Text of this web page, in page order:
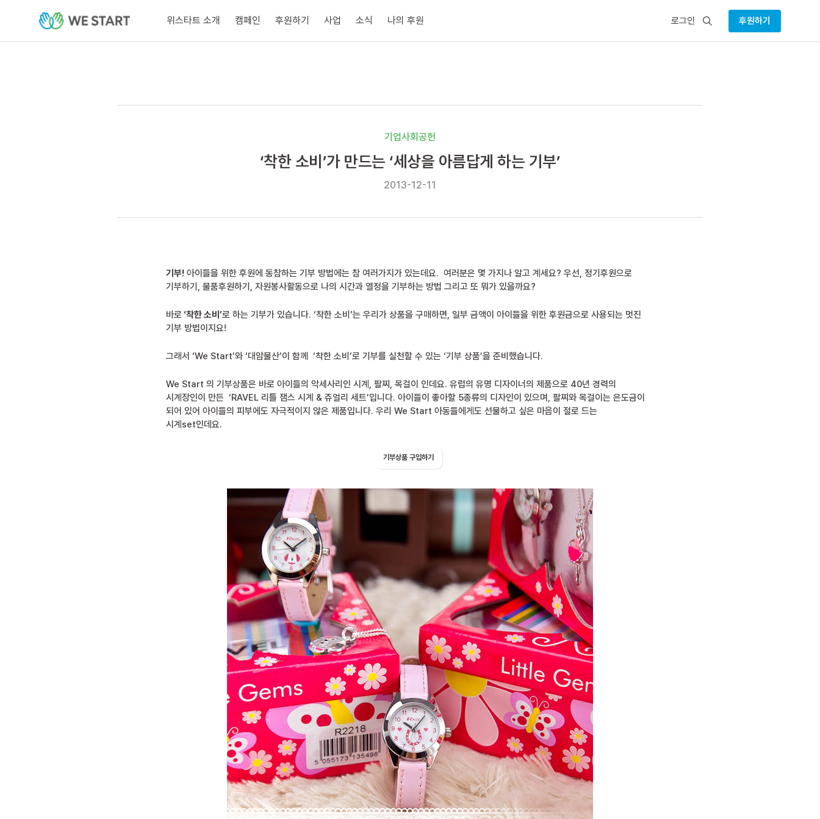
위스타트 소개 캠페인 후원하기 사업 소식 나의 후원 로그인
검
후원하기
기업사회공헌
‘착한 소비’가 만드는 ‘세상을 아름답게 하는 기부’
2013-12-11
기부! 아이들을 위한 후원에 동참하는 기부 방법에는 참 여러가지가 있는데요. 여러분은 몇 가지나 알고 계세요? 우선, 정기후원으로
기부하기, 물품후원하기, 자원봉사활동으로 나의 시간과 열정을 기부하는 방법 그리고 또 뭐가 있을까요?
바로 ‘착한 소비’로 하는 기부가 있습니다. ‘착한 소비’는 우리가 상품을 구매하면, 일부 금액이 아이들을 위한 후원금으로 사용되는 멋진
기부 방법이지요!
그래서 ‘We Start’와 ‘대암물산’이 함께 ‘착한 소비’로 기부를 실천할 수 있는 ‘기부 상품’을 준비했습니다.
We Start 의 기부상품은 바로 아이들의 악세사리인 시계, 팔찌, 목걸이 인데요. 유럽의 유명 디자이너의 제품으로 40년 경력의
시계장인이 만든 ‘RAVEL 리틀 잼스 시계 & 쥬얼리 세트’입니다. 아이들이 좋아할 5종류의 디자인이 있으며, 팔찌와 목걸이는 은도금이
되어 있어 아이들의 피부에도 자극적이지 않은 제품입니다. 우리 We Start 아동들에게도 선물하고 싶은 마음이 절로 드는
시계set인데요.
기부상품 구입하기